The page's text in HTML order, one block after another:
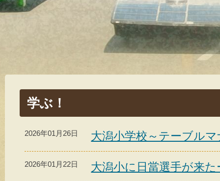
学ぶ！
2026年01月26日 大潟小学校～テーブル
2026年01月22日 大潟小に日當選手が来た